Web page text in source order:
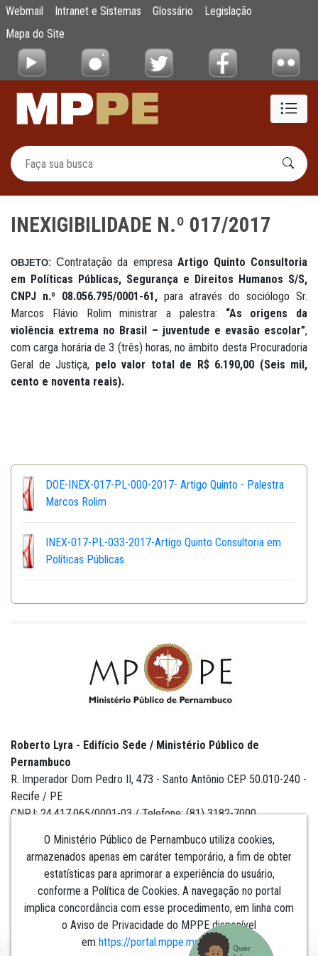
Pular para o Conteúdo principal
INEXIGIBILIDADE N.º 017/2017
Webmail Intranet e Sistemas Glossário
Legislação
Mapa do Site
INEXIGIBILIDADE N.º 017/2017
OBJETO:Contratação da empresa Artigo Quinto Consultoria
em Políticas Públicas, Segurança e Direitos Humanos S/S,
CNPJ n.º 08.056.795/0001-61, para através do sociólogo Sr.
Marcos Flávio Rolim ministrar a palestra: “As origens da
violência extrema no Brasil – juventude e evasão escolar”,
com carga horária de 3 (três) horas, no âmbito desta Procuradoria
Geral de Justiça, pelo valor total de R$ 6.190,00 (Seis mil,
cento e noventa reais).
DOE-INEX-017-PL-000-2017- Artigo Quinto - Palestra
Marcos Rolim
INEX-017-PL-033-2017-Artigo Quinto Consultoria em
Políticas Públicas
O Ministério Público de Pernambuco utiliza cookies,
armazenados apenas em caráter temporário, a fim de obter
estatísticas para aprimorar a experiência do usuário,
conforme a Política de Cookies. A navegação no portal
implica concordância com esse procedimento, em linha com
o Aviso de Privacidade do MPPE disponível
em https://portal.mppe.mp.br/lgpd.​​​​​​​
Roberto Lyra - Edifício Sede / Ministério Público de
Pernambuco
R. Imperador Dom Pedro II, 473 - Santo Antônio CEP 50.010-240 -
Recife / PE
CNPJ: 24.417.065/0001-03 / Telefone: (81) 3182-7000
Institucional
Comunicação